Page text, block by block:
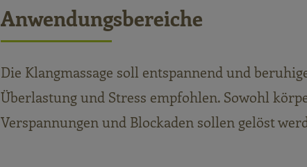
Anwendungsbereiche
Die Klangmassage soll entspannend und
Überlastung und Stress empfohlen. Sowohl
Verspannungen und Blockaden sollen gelöst